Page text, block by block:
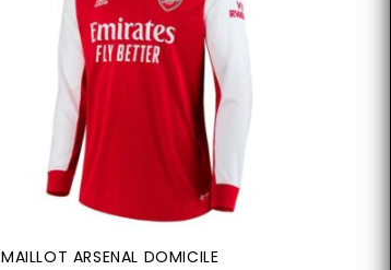
MAILLOT ARSENAL DOMICILE